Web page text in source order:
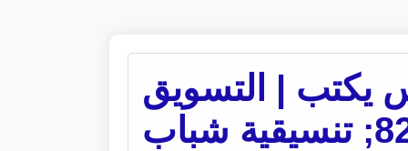
يكتب | التسويق
في الأزمات &#8211; تنسيقية شباب